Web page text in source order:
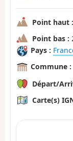
Point haut :
Point bas :
Pays :
Commune :
Départ/
Carte(s)